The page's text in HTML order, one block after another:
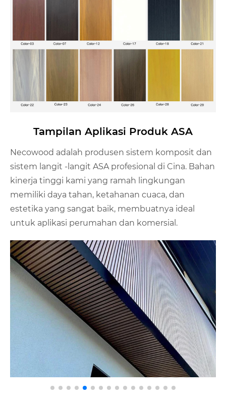
Tampilan Aplikasi Produk ASA
Necowood adalah produsen sistem komposit dan
sistem langit -langit ASA profesional di Cina. Bahan
kinerja tinggi kami yang ramah lingkungan
memiliki daya tahan, ketahanan cuaca, dan
estetika yang sangat baik, membuatnya ideal
untuk aplikasi perumahan dan komersial.